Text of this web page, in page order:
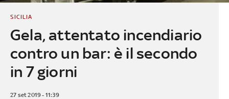
Gela, attentato incendiario
contro un bar: è il secondo
in 7 giorni
SICILIA
27 set 2019 - 11:39